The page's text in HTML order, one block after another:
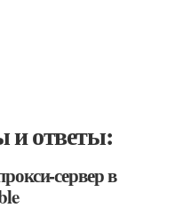
и ответы:
сервер в